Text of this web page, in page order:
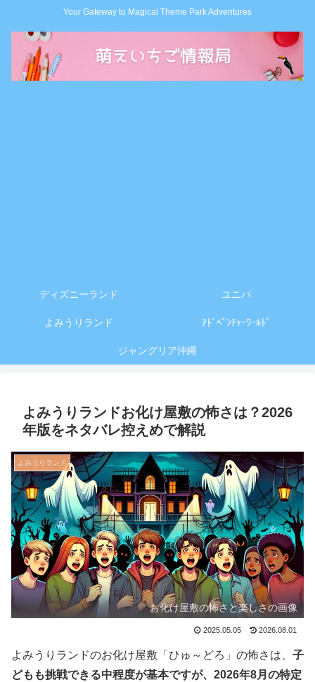
Your Gateway to Magical Theme Park Adventures
ディズニーランド ユニバ
よみうりランド ｱﾄﾞﾍﾞﾝﾁｬｰﾜｰﾙﾄﾞ
ジャングリア沖縄
よみうりランドお化け屋敷の怖さは？2026
年版をネタバレ控えめで解説
よみうりランド
お化け屋敷の怖さと楽しさの画像
2025.05.05 2026.08.01
よみうりランドのお化け屋敷「ひゅ～どろ」の怖さは、 子
どもも挑戦できる中程度が基本ですが、2026年8月の特定